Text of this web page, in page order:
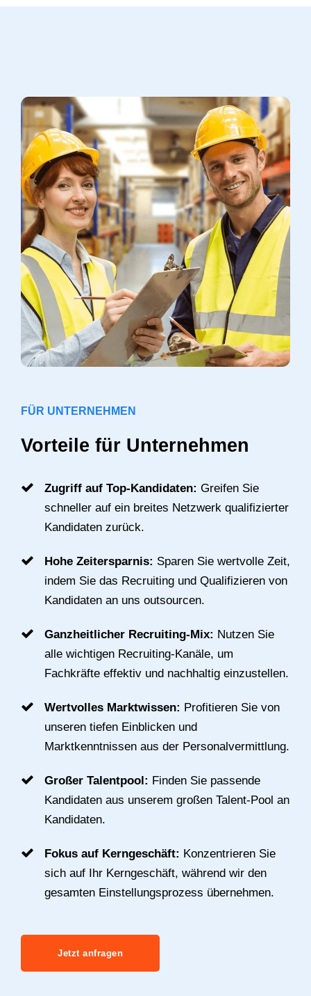
FÜR UNTERNEHMEN
Vorteile für Unternehmen
Zugriff auf Top-Kandidaten: Greifen Sie
schneller auf ein breites Netzwerk qualifizierter
Kandidaten zurück.
Hohe Zeitersparnis: Sparen Sie wertvolle Zeit,
indem Sie das Recruiting und Qualifizieren von
Kandidaten an uns outsourcen.
Ganzheitlicher Recruiting-Mix: Nutzen Sie
alle wichtigen Recruiting-Kanäle, um
Fachkräfte effektiv und nachhaltig einzustellen.
Wertvolles Marktwissen: Profitieren Sie von
unseren tiefen Einblicken und
Marktkenntnissen aus der Personalvermittlung.
Großer Talentpool: Finden Sie passende
Kandidaten aus unserem großen Talent-Pool an
Kandidaten.
Fokus auf Kerngeschäft: Konzentrieren Sie
sich auf Ihr Kerngeschäft, während wir den
gesamten Einstellungsprozess übernehmen.
Jetzt anfragen